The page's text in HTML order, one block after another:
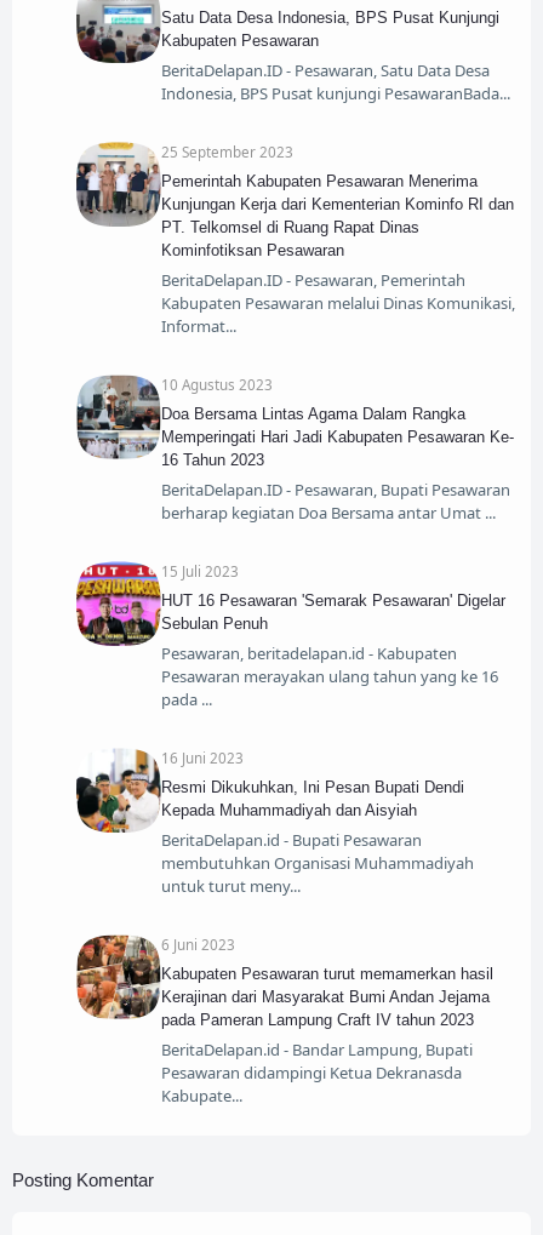
Satu Data Desa Indonesia, BPS Pusat Kunjungi
Kabupaten Pesawaran
BeritaDelapan.ID - Pesawaran, Satu Data Desa
Indonesia, BPS Pusat kunjungi PesawaranBada
25 September 2023
Pemerintah Kabupaten Pesawaran Menerima
Kunjungan Kerja dari Kementerian Kominfo RI dan
PT. Telkomsel di Ruang Rapat Dinas
Kominfotiksan Pesawaran
BeritaDelapan.ID - Pesawaran, Pemerintah
Kabupaten Pesawaran melalui Dinas Komunikasi,
Informat
10 Agustus 2023
Doa Bersama Lintas Agama Dalam Rangka
Memperingati Hari Jadi Kabupaten Pesawaran Ke-
16 Tahun 2023
BeritaDelapan.ID - Pesawaran, Bupati Pesawaran
berharap kegiatan Doa Bersama antar Umat
15 Juli 2023
HUT 16 Pesawaran 'Semarak Pesawaran' Digelar
Sebulan Penuh
Pesawaran, beritadelapan.id - Kabupaten
Pesawaran merayakan ulang tahun yang ke 16
pada
16 Juni 2023
Resmi Dikukuhkan, Ini Pesan Bupati Dendi
Kepada Muhammadiyah dan Aisyiah
BeritaDelapan.id - Bupati Pesawaran
membutuhkan Organisasi Muhammadiyah
untuk turut meny
6 Juni 2023
Kabupaten Pesawaran turut memamerkan hasil
Kerajinan dari Masyarakat Bumi Andan Jejama
pada Pameran Lampung Craft IV tahun 2023
BeritaDelapan.id - Bandar Lampung, Bupati
Pesawaran didampingi Ketua Dekranasda
Kabupate
Posting Komentar